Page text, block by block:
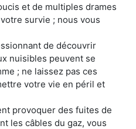
et de multiples drames
survie ; nous vous
de découvrir
nuisibles peuvent se
; ne laissez pas ces
votre vie en péril et
provoquer des fuites de
les câbles du gaz, vous